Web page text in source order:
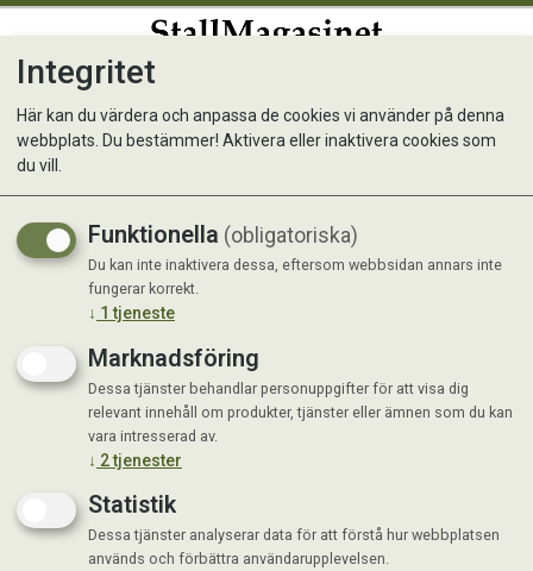
Visar 271 produkter
ALLOX SOFTBINDER 28 X 580 MM / ST
Integritet
Här kan du värdera och anpassa de cookies vi använder på denna
webbplats. Du bestämmer! Aktivera eller inaktivera cookies som
du vill.
Funktionella (obligatoriska)
Du kan inte inaktivera dessa, eftersom webbsidan annars inte
fungerar korrekt.
↓ 1 tjeneste
Marknadsföring
Dessa tjänster behandlar personuppgifter för att visa dig
relevant innehåll om produkter, tjänster eller ämnen som du kan
vara intresserad av.
↓ 2tjenester
Statistik
Dessa tjänster analyserar data för att förstå hur webbplatsen
används och förbättra användarupplevelsen.